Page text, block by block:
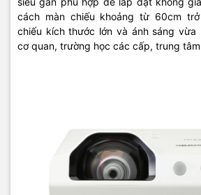
cách màn chiếu khoảng từ 60cm
chiếu kích thước lớn và ánh sáng vừa
cơ quan, trường học các cấp, trung